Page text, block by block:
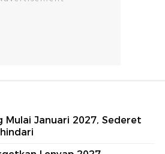
Mulai Januari 2027, Sederet